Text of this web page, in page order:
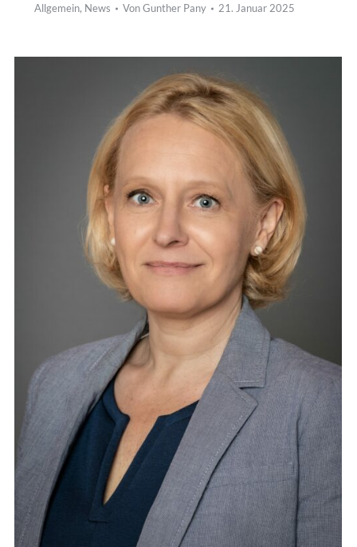
Allgemein, News VonGunther Pany 21. Januar 2025